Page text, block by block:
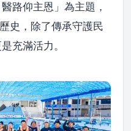
路仰主恩」為主題，
史，除了傳承守護民
充滿活力。